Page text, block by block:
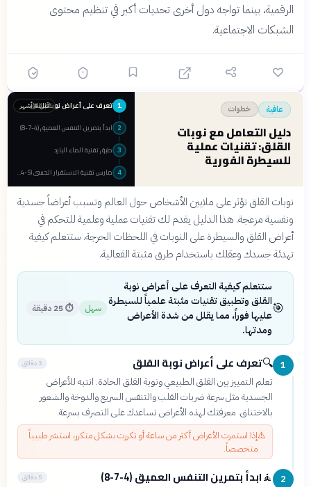
الرقمية، بينما تواجه دول أخرى تحديات أكبر في تنظيم محتوى
الشبكات الاجتماعية.
عافية خطوات
دليل التعامل مع نوبات
القلق: تقنيات عملية
للسيطرة الفورية
قبل 4 أشهر 1 تعرف على أعراض نوبة القلق
2 ابدأ بتمرين التنفس العميق (4-7-8)
3 طبق تقنية الماء البارد
4 مارس تقنية الاستقرار الحسي (5-4-3-2-1)
نوبات القلق تؤثر على ملايين الأشخاص حول العالم وتسبب أعراضاً جسدية
ونفسية مزعجة. هذا الدليل يقدم لك تقنيات عملية وعلمية للتحكم في
أعراض القلق والسيطرة على النوبات في اللحظات الحرجة. ستتعلم كيفية
تهدئة جسدك وعقلك باستخدام طرق مثبتة الفعالية.
🎯
ستتعلم كيفية التعرف على أعراض نوبة
القلق وتطبيق تقنيات مثبتة علمياً للسيطرة
عليها فوراً، مما يقلل من شدة الأعراض
ومدتها.
سهل ⏱25 دقيقة
1
🔍تعرف على أعراض نوبة القلق 3 دقائق
تعلم التمييز بين القلق الطبيعي ونوبة القلق الحادة. انتبه للأعراض
الجسدية مثل سرعة ضربات القلب والتنفس السريع والدوخة والشعور
بالاختناق. معرفتك لهذه الأعراض تساعدك على التصرف بسرعة.
⚠️إذا استمرت الأعراض أكثر من ساعة أو تكررت بشكل متكرر، استشر طبيباً
متخصصاً.
2
🧘ابدأ بتمرين التنفس العميق (4-7-8) 5 دقائق